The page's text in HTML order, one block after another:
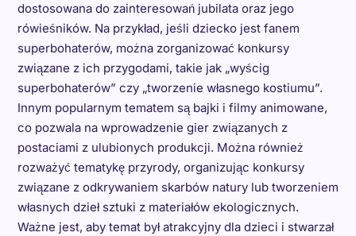
dostosowana do zainteresowań jubilata oraz jego
rówieśników. Na przykład, jeśli dziecko jest fanem
superbohaterów, można zorganizować konkursy
związane z ich przygodami, takie jak „wyścig
superbohaterów” czy „tworzenie własnego kostiumu”.
Innym popularnym tematem są bajki i filmy animowane,
co pozwala na wprowadzenie gier związanych z
postaciami z ulubionych produkcji. Można również
rozważyć tematykę przyrody, organizując konkursy
związane z odkrywaniem skarbów natury lub tworzeniem
własnych dzieł sztuki z materiałów ekologicznych.
Ważne jest, aby temat był atrakcyjny dla dzieci i stwarzał